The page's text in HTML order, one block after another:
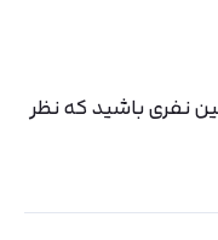
نفری باشید که نظر